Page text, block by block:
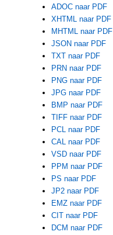
ADOC naar PDF
XHTML naar PDF
MHTML naar PDF
JSON naar PDF
TXT naar PDF
PRN naar PDF
PNG naar PDF
JPG naar PDF
BMP naar PDF
TIFF naar PDF
PCL naar PDF
CAL naar PDF
VSD naar PDF
PPM naar PDF
PS naar PDF
JP2 naar PDF
EMZ naar PDF
CIT naar PDF
DCM naar PDF